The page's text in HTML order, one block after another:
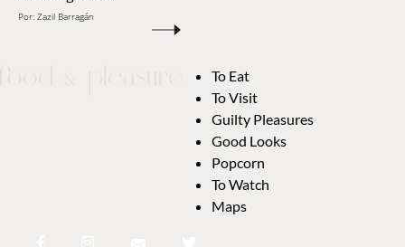
Por: Zazil Barragán
To Eat
To Visit
Guilty Pleasures
Good Looks
Popcorn
To Watch
Maps